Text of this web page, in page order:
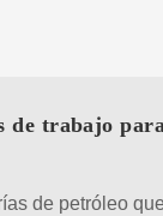
de trabajo
de petróleo